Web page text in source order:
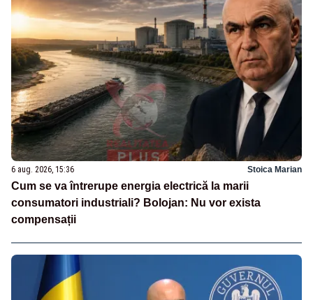
6 aug. 2026, 15:36 Stoica Marian
Cum se va întrerupe energia electrică la marii
consumatori industriali? Bolojan: Nu vor exista
compensații